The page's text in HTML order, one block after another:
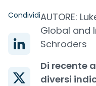
CondividiAUTORE:
Global and
Schroders
Di recente
diversi